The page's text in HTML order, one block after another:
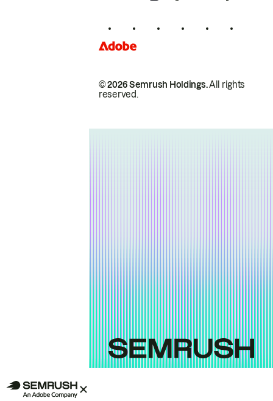
© 2026 Semrush Holdings.All rights
reserved.